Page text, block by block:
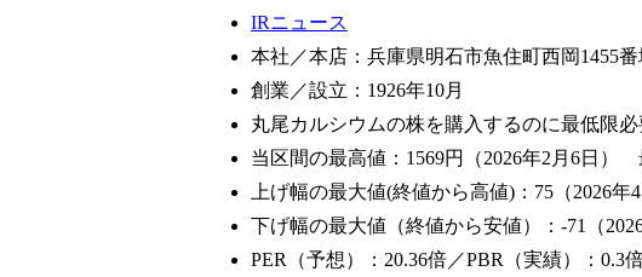
IRニュース
本社／本店：兵庫県明石市魚住町西岡1455番
創業／設立：1926年10月
丸尾カルシウムの株を購入するのに最低限
当区間の最高値：1569円（2026年2月6日）
上げ幅の最大値(終値から高値)：75（2026年4
下げ幅の最大値（終値から安値）：-71（2026
PER（予想）：20.36倍／PBR（実績）：0.3